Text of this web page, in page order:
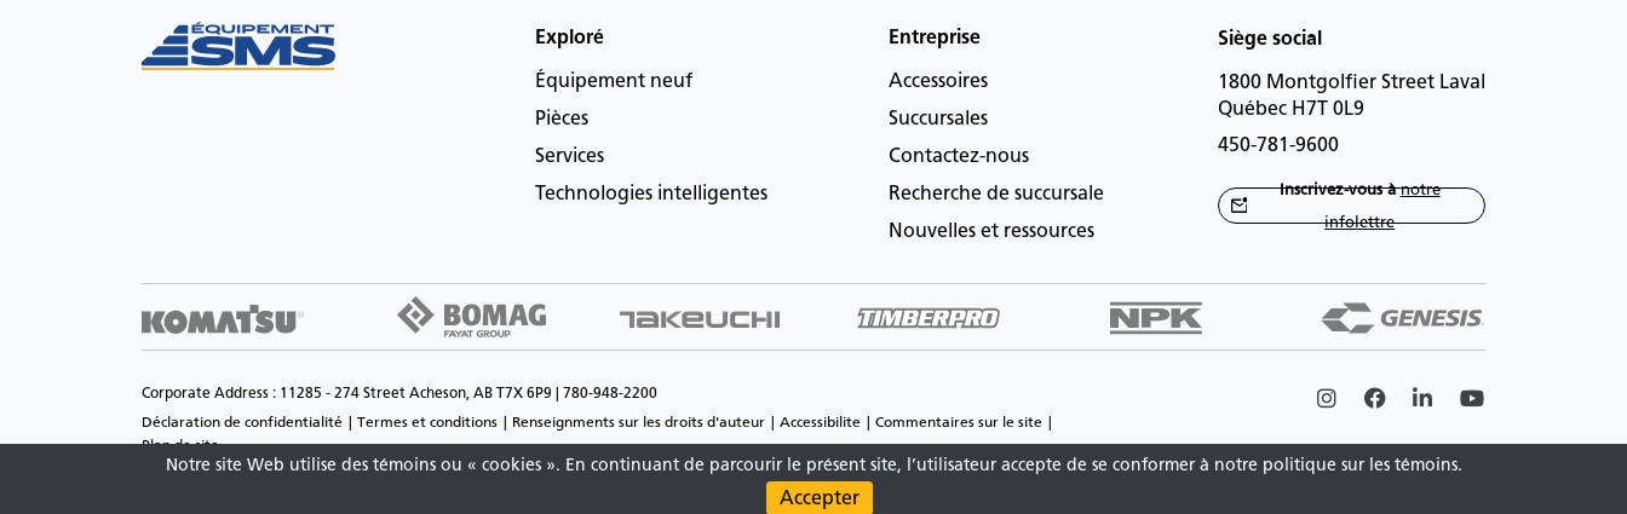
Exploré
Équipement neuf
Pièces
Services
Technologies intelligentes
Entreprise
Accessoires
Succursales
Contactez-nous
Recherche de succursale
Nouvelles et ressources
Siège social
1800 Montgolfier Street Laval
Québec H7T 0L9
450-781-9600
Inscrivez-vous ànotre
infolettre
Corporate Address : 11285 - 274 Street Acheson, AB T7X 6P9 | 780-948-2200
Déclaration de confidentialité Termes et conditions Renseignments sur les droits d'auteur Accessibilite
Commentaires sur le site
Plan de site
Copyright © 2026 Équipement SMS Inc Tous droits réservés. Matériaux et spécifications sont sujets à changement sans préavis.
InstagramFacebook
LinkedinYoutube
Notre site Web utilise des témoins ou « cookies ». En continuant de parcourir le présent site, l’utilisateur accepte de se conformer à notre politique sur les témoins.